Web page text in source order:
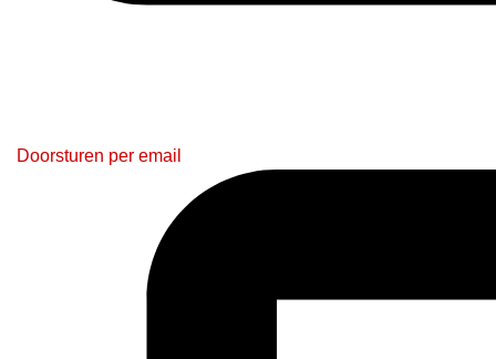
Doorsturen per email